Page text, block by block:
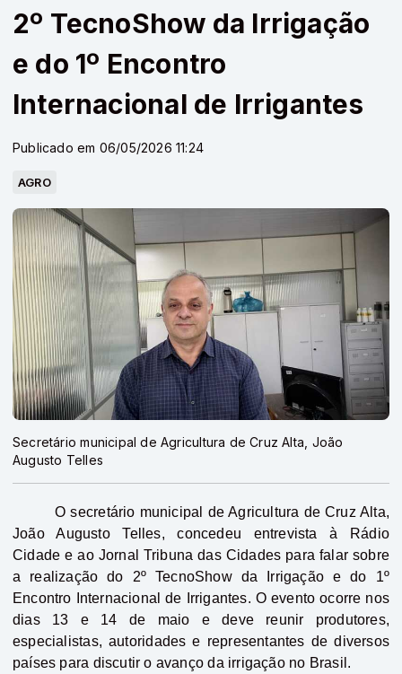
2º TecnoShow da Irrigação
e do 1º Encontro
Internacional de Irrigantes
Publicado em 06/05/2026 11:24
AGRO
Secretário municipal de Agricultura de Cruz Alta, João
Augusto Telles
O secretário municipal de Agricultura de Cruz Alta,
João Augusto Telles, concedeu entrevista à Rádio
Cidade e ao Jornal Tribuna das Cidades para falar sobre
a realização do 2º TecnoShow da Irrigação e do 1º
Encontro Internacional de Irrigantes. O evento ocorre nos
dias 13 e 14 de maio e deve reunir produtores,
especialistas, autoridades e representantes de diversos
países para discutir o avanço da irrigação no Brasil.